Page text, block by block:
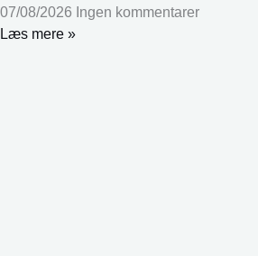
07/08/2026 Ingen kommentarer
Læs mere »